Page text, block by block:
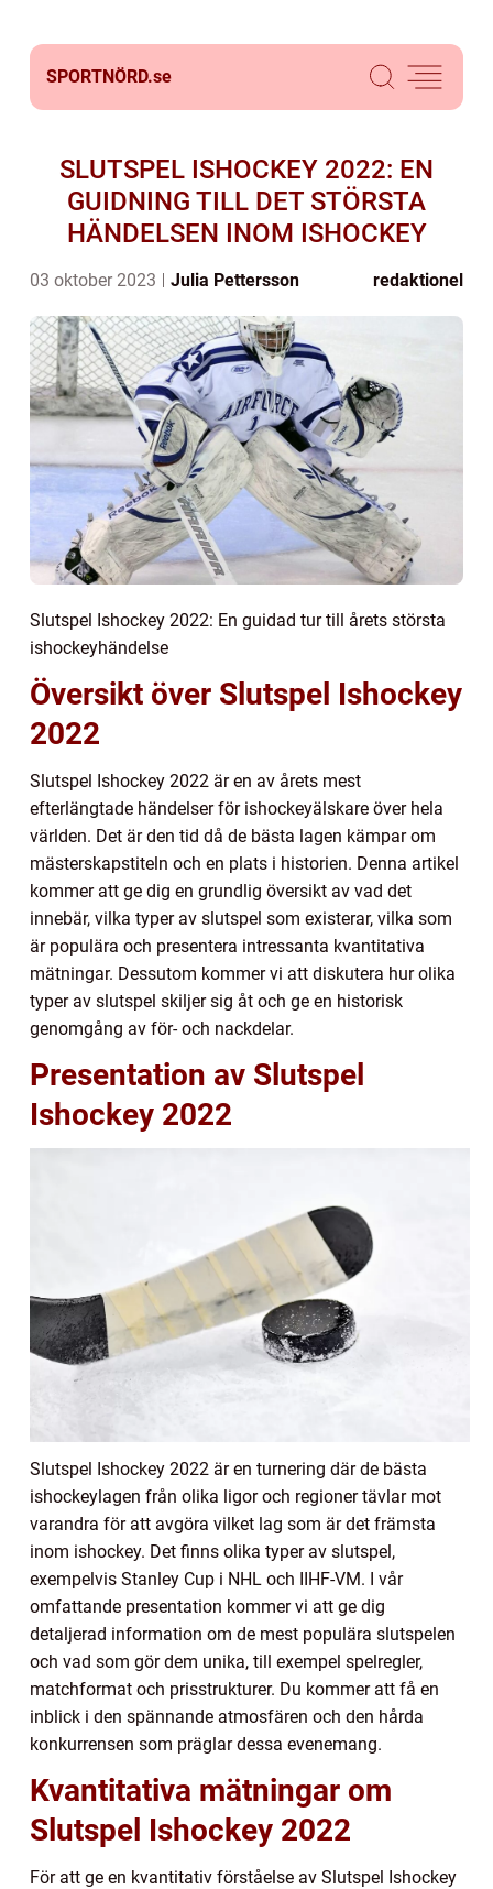
SPORTNÖRD.se
SLUTSPEL ISHOCKEY 2022: EN
GUIDNING TILL DET STÖRSTA
HÄNDELSEN INOM ISHOCKEY
03 oktober 2023 Julia Pettersson redaktionel
Slutspel Ishockey 2022: En guidad tur till årets största
ishockeyhändelse
Översikt över Slutspel Ishockey
2022
Slutspel Ishockey 2022 är en av årets mest
efterlängtade händelser för ishockeyälskare över hela
världen. Det är den tid då de bästa lagen kämpar om
mästerskapstiteln och en plats i historien. Denna artikel
kommer att ge dig en grundlig översikt av vad det
innebär, vilka typer av slutspel som existerar, vilka som
är populära och presentera intressanta kvantitativa
mätningar. Dessutom kommer vi att diskutera hur olika
typer av slutspel skiljer sig åt och ge en historisk
genomgång av för- och nackdelar.
Presentation av Slutspel
Ishockey 2022
Slutspel Ishockey 2022 är en turnering där de bästa
ishockeylagen från olika ligor och regioner tävlar mot
varandra för att avgöra vilket lag som är det främsta
inom ishockey. Det finns olika typer av slutspel,
exempelvis Stanley Cup i NHL och IIHF-VM. I vår
omfattande presentation kommer vi att ge dig
detaljerad information om de mest populära slutspelen
och vad som gör dem unika, till exempel spelregler,
matchformat och prisstrukturer. Du kommer att få en
inblick i den spännande atmosfären och den hårda
konkurrensen som präglar dessa evenemang.
Kvantitativa mätningar om
Slutspel Ishockey 2022
För att ge en kvantitativ förståelse av Slutspel Ishockey